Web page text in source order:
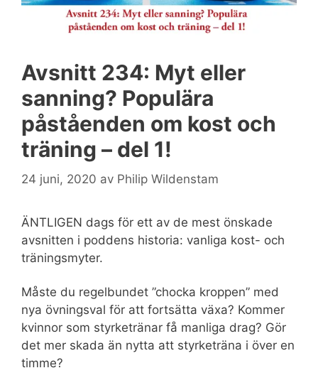
Avsnitt 234: Myt eller
sanning? Populära
påståenden om kost och
träning – del 1!
24 juni, 2020 av Philip Wildenstam
ÄNTLIGEN dags för ett av de mest önskade
avsnitten i poddens historia: vanliga kost- och
träningsmyter.
Måste du regelbundet ”chocka kroppen” med
nya övningsval för att fortsätta växa? Kommer
kvinnor som styrketränar få manliga drag? Gör
det mer skada än nytta att styrketräna i över en
timme?